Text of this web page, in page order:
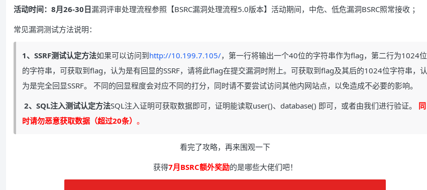
活动时间：8月26-30日漏洞评审处理流程参照【BSRC漏洞处理流程5.0版本】 活动期间，中危、低危漏洞BSRC照常接收 ；
常见漏洞测试方法说明：
1、SSRF测试认定方法如果可以访问到http://10.199.7.105/，第一行将输出一个40位的字符串作为flag，第二行为1024位
的字符串，可获取到flag，认为是有回显的SSRF，请将此flag在提交漏洞时附上。可获取到flag及其后的1024位字符串，认
为是完全回显SSRF。 不同的回显程度会对应不同的打分，同时请不要尝试访问其他内网站点，以免造成不必要的影响。
2、SQL注入测试认定方法SQL注入证明可获取数据即可，证明能读取user()、database() 即可，或者由我们进行验证。
同
时请勿恶意获取数据（超过20条） 。
看完了攻略，再来围观一下
获得7月BSRC额外奖励的是哪些大佬们吧！